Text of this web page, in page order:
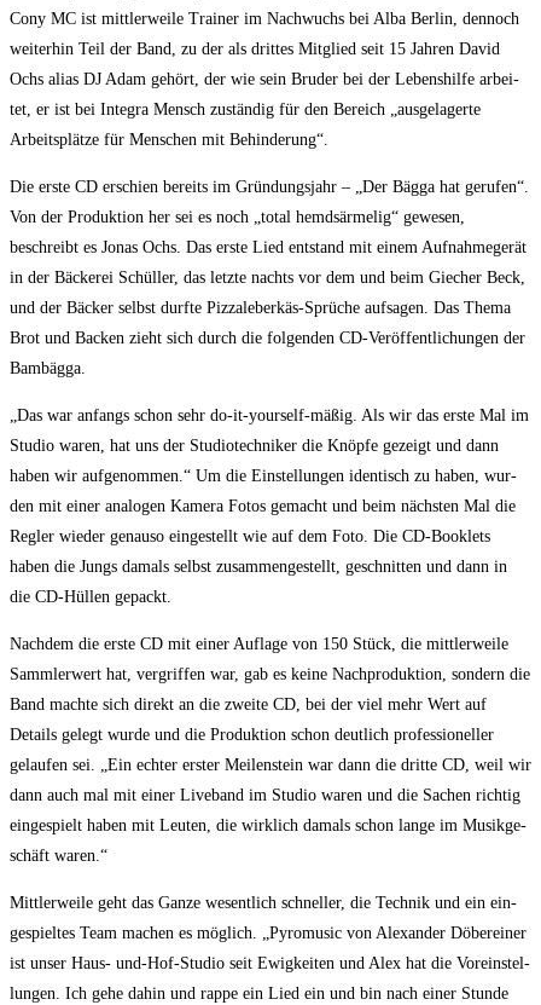
Cony MC ist mitt­ler­wei­le Trai­ner im Nach­wuchs bei Alba Ber­lin, den­noch
wei­ter­hin Teil der Band, zu der als drit­tes Mit­glied seit 15 Jah­ren David
Ochs ali­as DJ Adam gehört, der wie sein Bru­der bei der Lebens­hil­fe arbei­
tet, er ist bei Inte­gra Mensch zustän­dig für den Bereich „aus­ge­la­ger­te
Arbeits­plät­ze für Men­schen mit Behinderung“.
Die ers­te CD erschien bereits im Grün­dungs­jahr – „Der Bäg­ga hat geru­fen“.
Von der Pro­duk­ti­on her sei es noch „total hemds­är­me­lig“ gewe­sen,
beschreibt es Jonas Ochs. Das ers­te Lied ent­stand mit einem Auf­nah­me­ge­rät
in der Bäcke­rei Schül­ler, das letz­te nachts vor dem und beim Gie­cher Beck,
und der Bäcker selbst durf­te Piz­za­le­ber­käs-Sprü­che auf­sa­gen. Das The­ma
Brot und Backen zieht sich durch die fol­gen­den CD-Ver­öf­fent­li­chun­gen der
Bambägga.
„Das war anfangs schon sehr do-it-yours­elf-mäßig. Als wir das ers­te Mal im
Stu­dio waren, hat uns der Stu­dio­tech­ni­ker die Knöp­fe gezeigt und dann
haben wir auf­ge­nom­men.“ Um die Ein­stel­lun­gen iden­tisch zu haben, wur­
den mit einer ana­lo­gen Kame­ra Fotos gemacht und beim nächs­ten Mal die
Reg­ler wie­der genau­so ein­ge­stellt wie auf dem Foto. Die CD-Book­lets
haben die Jungs damals selbst zusam­men­ge­stellt, geschnit­ten und dann in
die CD-Hül­len gepackt.
Nach­dem die ers­te CD mit einer Auf­la­ge von 150 Stück, die mitt­ler­wei­le
Samm­ler­wert hat, ver­grif­fen war, gab es kei­ne Nach­pro­duk­ti­on, son­dern die
Band mach­te sich direkt an die zwei­te CD, bei der viel mehr Wert auf
Details gelegt wur­de und die Pro­duk­ti­on schon deut­lich pro­fes­sio­nel­ler
gelau­fen sei. „Ein ech­ter ers­ter Mei­len­stein war dann die drit­te CD, weil wir
dann auch mal mit einer Live­band im Stu­dio waren und die Sachen rich­tig
ein­ge­spielt haben mit Leu­ten, die wirk­lich damals schon lan­ge im Musik­ge­
schäft waren.“
Mitt­ler­wei­le geht das Gan­ze wesent­lich schnel­ler, die Tech­nik und ein ein­
ge­spiel­tes Team machen es mög­lich. „Pyro­mu­sic von Alex­an­der Döbe­r­ei­ner
ist unser Haus- und-Hof-Stu­dio seit Ewig­kei­ten und Alex hat die Vor­ein­stel­
lun­gen. Ich gehe dahin und rap­pe ein Lied ein und bin nach einer Stun­de